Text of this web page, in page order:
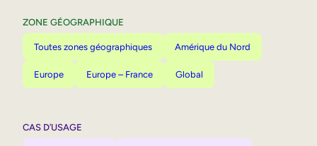
ZONE GÉOGRAPHIQUE
Toutes zones géographiques Amérique du Nord
Europe Europe – France Global
CAS D’USAGE